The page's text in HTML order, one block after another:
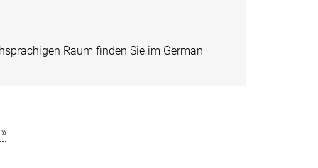
Raum finden Sie im German
»